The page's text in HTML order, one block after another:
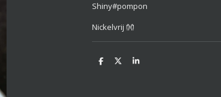
Shiny#pompon
Nickelvrij 👐
D
D
S